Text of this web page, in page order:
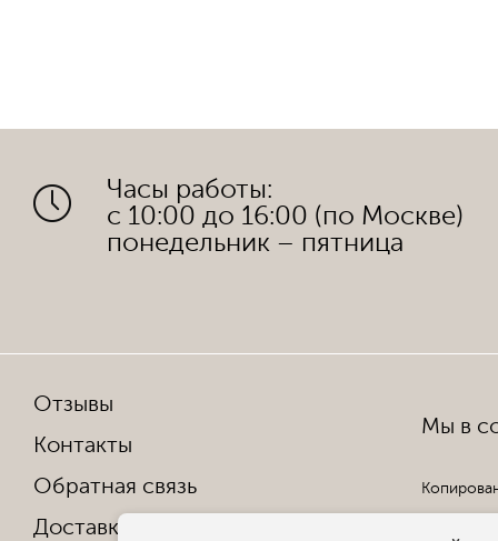
Часы работы:
с 10:00 до 16:00 (по Москве)
понедельник – пятница
Отзывы
Контакты
Обратная связь
Доставка и оплата
Мы в